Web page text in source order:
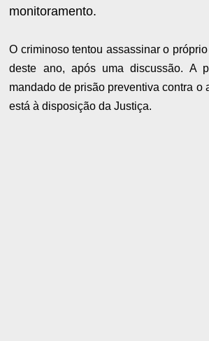
monitoramento.
O criminoso tentou assassinar o
deste ano, após uma discussão. A
mandado de prisão preventiva contra o
está à disposição da Justiça.